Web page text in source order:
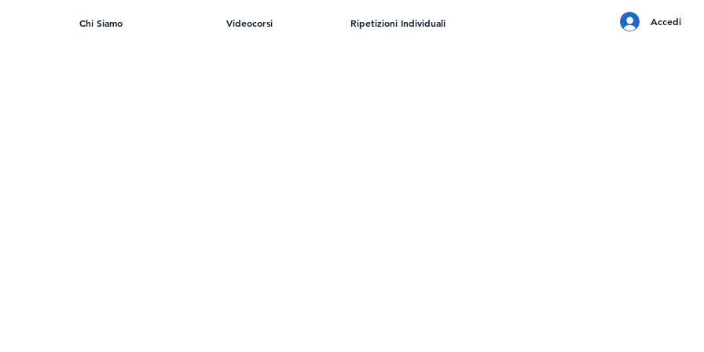
Accedi
Chi Siamo Videocorsi Ripetizioni Individuali